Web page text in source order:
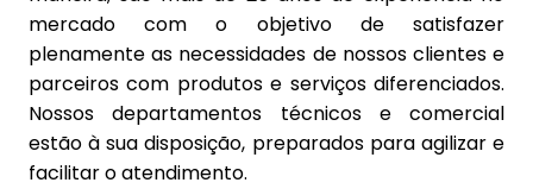
mercado com o objetivo de satisfazer
plenamente as necessidades de nossos clientes e
parceiros com produtos e serviços diferenciados.
Nossos departamentos técnicos e comercial
estão à sua disposição, preparados para agilizar e
facilitar o atendimento.